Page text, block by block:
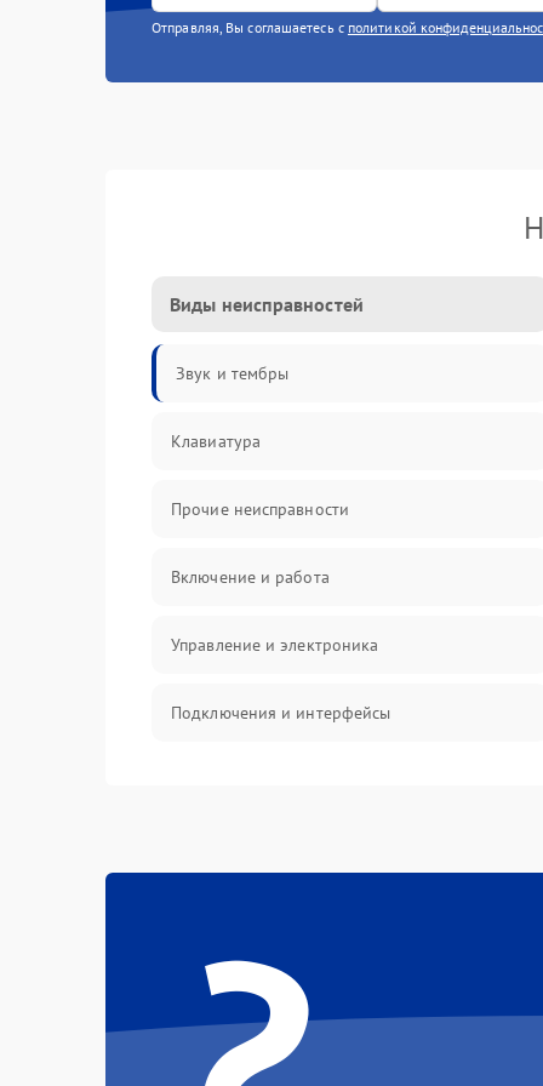
Отправляя, Вы соглашаетесь с политикой
Виды неисправностей
Звук и тембры
Клавиатура
Прочие неисправности
Включение и работа
Управление и электроника
Подключения и интерфейсы
Аудио
Оптика